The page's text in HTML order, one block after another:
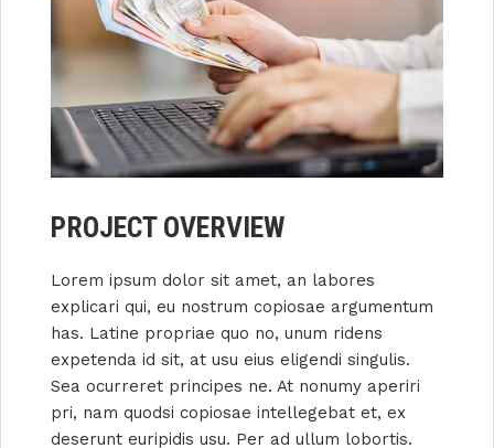
PROJECT OVERVIEW
Lorem ipsum dolor sit amet, an labores
explicari qui, eu nostrum copiosae argumentum
has. Latine propriae quo no, unum ridens
expetenda id sit, at usu eius eligendi singulis.
Sea ocurreret principes ne. At nonumy aperiri
pri, nam quodsi copiosae intellegebat et, ex
deserunt euripidis usu. Per ad ullum lobortis.